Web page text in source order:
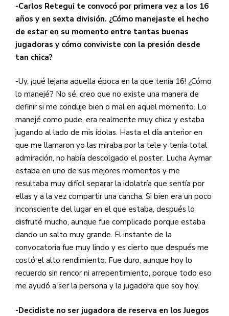
-Carlos Retegui te convocó por primera vez a los 16
años y en sexta división. ¿Cómo manejaste el hecho
de estar en su momento entre tantas buenas
jugadoras y cómo conviviste con la presión desde
tan chica?
-Uy, ¡qué lejana aquella época en la que tenía 16! ¿Cómo
lo manejé? No sé, creo que no existe una manera de
definir si me conduje bien o mal en aquel momento. Lo
manejé como pude, era realmente muy chica y estaba
jugando al lado de mis ídolas. Hasta el día anterior en
que me llamaron yo las miraba por la tele y tenía total
admiración, no había descolgado el poster. Lucha Aymar
estaba en uno de sus mejores momentos y me
resultaba muy difícil separar la idolatría que sentía por
ellas y a la vez compartir una cancha. Si bien era un poco
inconsciente del lugar en el que estaba, después lo
disfruté mucho, aunque fue complicado porque estaba
dando un salto muy grande. El instante de la
convocatoria fue muy lindo y es cierto que después me
costó el alto rendimiento. Fue duro, aunque hoy lo
recuerdo sin rencor ni arrepentimiento, porque todo eso
me ayudó a ser la persona y la jugadora que soy hoy.
-Decidiste no ser jugadora de reserva en los Juegos